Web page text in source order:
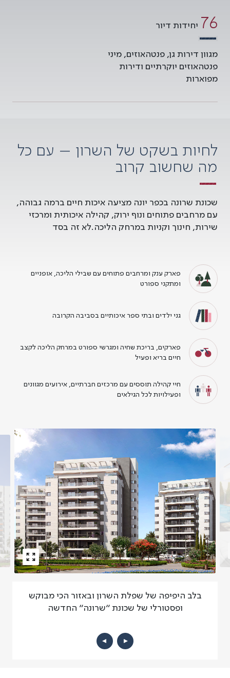
92 יחידות דיור
מגוון דירות גן, פנטהאוזים, מיני
פנטהאוזים יוקרתיים ודירות
מפוארות
לחיות בשקט של השרון – עם כל
מה שחשוב קרוב
שכונת שרונה בכפר יונה מציעה איכות חיים ברמה גבוהה,
עם מרחבים פתוחים ונוף ירוק, קהילה איכותית ומרכזי
שירות, חינוך וקניות במרחק הליכה.לא זה בסד
פארק ענק ומרחבים פתוחים עם שבילי הליכה, אופניים
ומתקני ספורט
גני ילדים ובתי ספר איכותיים בסביבה הקרובה
פארקים, בריכת שחיה ומגרשי ספורט במרחק הליכה לקצב
חיים בריא ופעיל
חיי קהילה תוססים עם מרכזים חברתיים, אירועים מגוונים
ופעילויות לכל הגילאים
בלב היפיפה של שפלת השרון ובאזור הכי מבוקש
ופסטורלי של שכונת "שרונה" החדשה